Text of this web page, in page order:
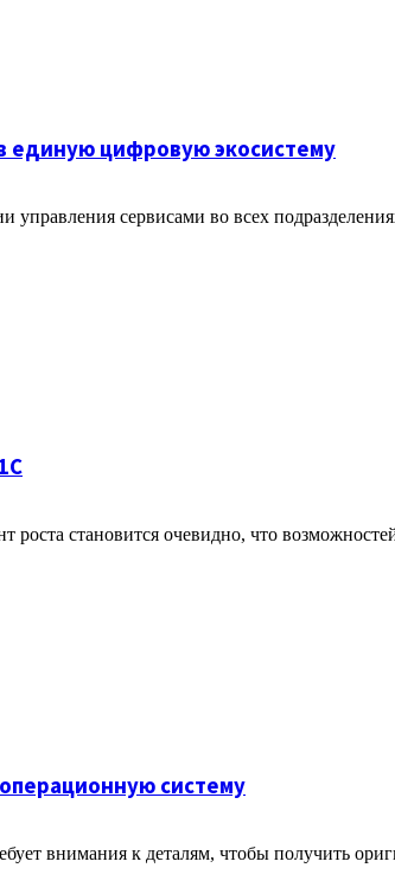
единую цифровую экосистему
сервисами во всех
становится очевидно, что
систему
внимания к деталям, чтобы получить